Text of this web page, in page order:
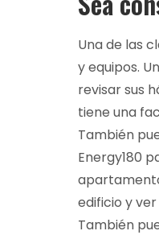
Una de las
y equipos.
revisar sus
tiene una
También
Energy180
edificio y
También